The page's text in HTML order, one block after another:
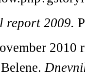
report 2009.
2010